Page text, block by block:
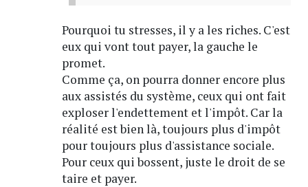
Pourquoi tu stresses, il y a les riches. C'est
eux qui vont tout payer, la gauche le
promet.
Comme ça, on pourra donner encore plus
aux assistés du système, ceux qui ont fait
exploser l'endettement et l'impôt. Car la
réalité est bien là, toujours plus d'impôt
pour toujours plus d'assistance sociale.
Pour ceux qui bossent, juste le droit de se
taire et payer.